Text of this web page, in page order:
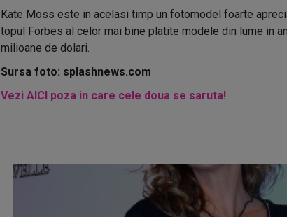
Kate Moss este in acelasi timp un fotomodel foarte
topul Forbes al celor mai bine platite modele din lume in
milioane de dolari.
Sursa foto: splashnews.com
Vezi AICI poza in care cele doua se saruta!